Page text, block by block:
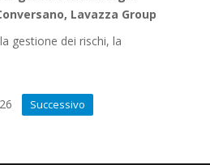
Lavazza Group
gestione dei rischi, la
Successivo